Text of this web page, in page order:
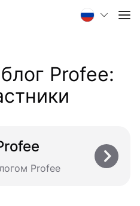
Profee:
Profee